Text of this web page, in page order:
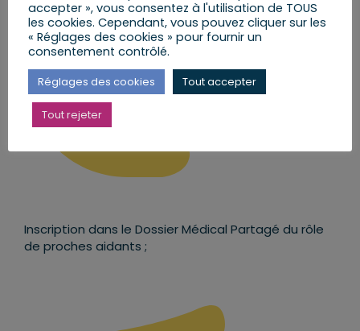
Inscription dans le Dossier Médical Partagé du rôle
de proches aidants ;
accepter », vous consentez à l'utilisation de TOUS
les cookies. Cependant, vous pouvez cliquer sur les
« Réglages des cookies » pour fournir un
consentement contrôlé.
Réglages des cookies Tout accepter
Tout rejeter